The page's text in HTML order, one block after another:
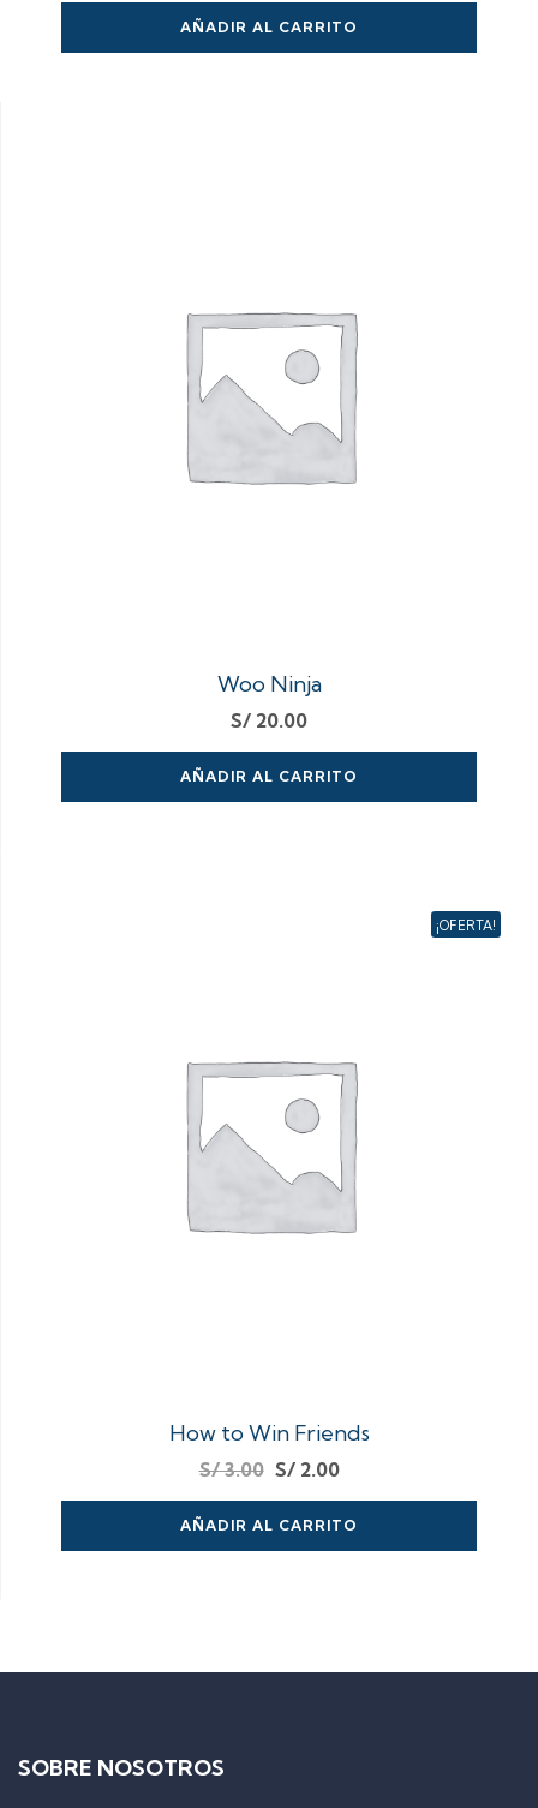
AÑADIR AL CARRITO
Woo Ninja
S/ 20.00
AÑADIR AL CARRITO
¡OFERTA!
How to Win Friends
S/3.00 S/2.00
AÑADIR AL CARRITO
SOBRE NOSOTROS